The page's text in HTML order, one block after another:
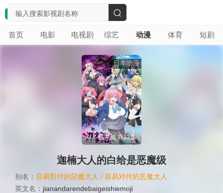
首页 电影 电视剧 综艺 动漫 体育 短剧
搜
索
日本动漫
已完结 共12集
迦楠大人的白给是恶魔级
别名： 容易對付的惡魔大人 / 容易对付的恶魔大人
英文名： jianandarendebaigeishiemoji